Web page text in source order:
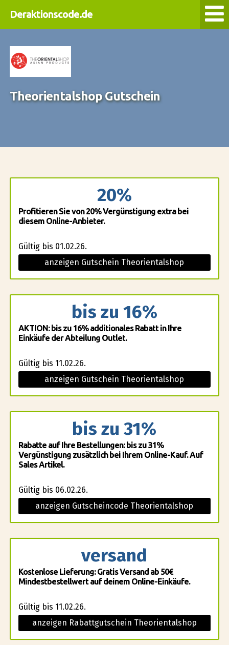
Deraktionscode.de
Theorientalshop Gutschein
20%
Profitieren Sie von 20% Vergünstigung extra bei
diesem Online-Anbieter.
Gültig bis 01.02.26.
anzeigen Gutschein Theorientalshop
bis zu 16%
AKTION: bis zu 16% additionales Rabatt in Ihre
Einkäufe der Abteilung Outlet.
Gültig bis 11.02.26.
anzeigen Gutschein Theorientalshop
bis zu 31%
Rabatte auf Ihre Bestellungen: bis zu 31%
Vergünstigung zusätzlich bei Ihrem Online-Kauf. Auf
Sales Artikel.
Gültig bis 06.02.26.
anzeigen Gutscheincode Theorientalshop
versand
Kostenlose Lieferung: Gratis Versand ab 50€
Mindestbestellwert auf deinem Online-Einkäufe.
Gültig bis 11.02.26.
anzeigen Rabattgutschein Theorientalshop